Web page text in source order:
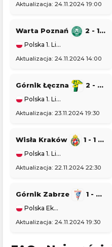
Aktualizacja: 24.11.2024 19:00
Warta Poznań 2 - 1
Polska 1. Liga
Aktualizacja: 24.11.2024 14:00
Górnik Łęczna 2 - 2
Polska 1. Liga
Aktualizacja: 23.11.2024 19:30
Wisła Kraków 1 - 1
Polska 1. Liga
Aktualizacja: 22.11.2024 22:30
Górnik Zabrze 1 - 0
Polska Ekstraklasa
Aktualizacja: 24.11.2024 19:30